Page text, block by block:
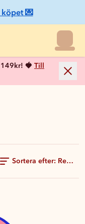
💌
🍓 Till
Sortera efter: